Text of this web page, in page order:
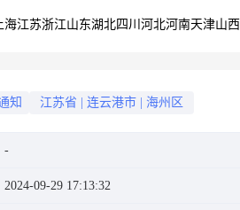
海江苏浙江山东湖北四川 河北河南天津山西
知 江苏省 连云港市 海州区
2024-09-29 17:13:32